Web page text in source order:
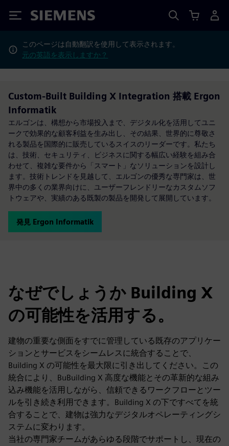
Siemens
このページは自動翻訳を使用して表示されます。
元の英語を表示しますか？
Custom-Built Building X Integration 搭載 Ergon
Informatik
エルゴンは、構想から市場投入まで、デジタル化を活用してユニ
ークで効果的な顧客利益を生み出し、その結果、世界的に尊敬さ
れる製品を国際的に販売しているスイスのリーダーです。私たち
は、技術、セキュリティ、ビジネスに関する幅広い経験を組み合
わせて、複雑な要件から「スマート」なソリューションを設計し
ます。技術トレンドを見越して、エルゴンの優秀な専門家は、世
界中の多くの業界向けに、ユーザーフレンドリーなカスタムソフ
トウェアや、実績のある既製の製品を開発して展開しています。
発見 Ergon Informatik
なぜでしょうか Building X
の可能性を活用する。
建物の重要な側面をすでに管理している既存のアプリケー
ションとサービスをシームレスに統合することで、
Building X の可能性を最大限に引き出してください。この
統合により、BuBuilding X 高度な機能とその革新的な組み
込み機能を活用しながら、信頼できるワークフローとツー
ルを引き続き利用できます。Building X の下ですべてを統
合することで、建物は強力なデジタルオペレーティングシ
ステムに変わります。
当社の専門家チームがあらゆる段階でサポートし、現在の